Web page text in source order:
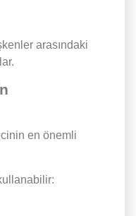
arasındaki
en önemli